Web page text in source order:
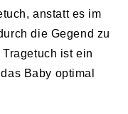
anstatt es im
die Gegend zu
ist ein
Baby optimal